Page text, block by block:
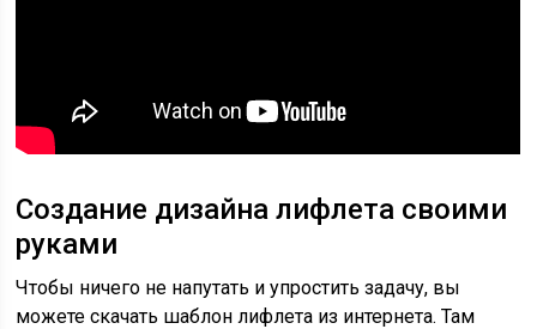
Создание дизайна лифлета своими
руками
Чтобы ничего не напутать и упростить задачу, вы
можете скачать шаблон лифлета из интернета. Там